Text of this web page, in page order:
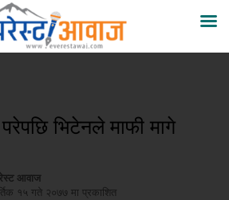
परेपछि भिटेनले माफी मागे
आवाज
१५ गते २०७७ मा प्रकाशित